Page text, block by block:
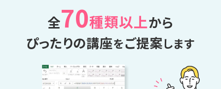
全70種類以上から
ぴったりの講座をご提案します